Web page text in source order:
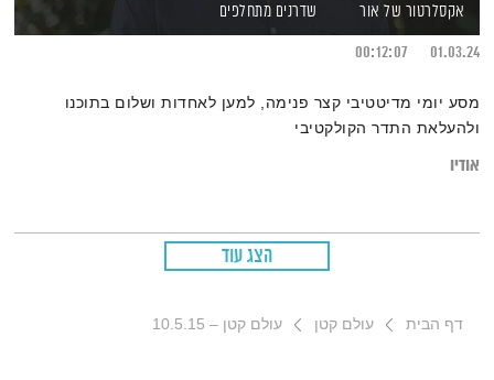
אקסלרטור של אור
שדרנים מתחלפים
01.03.24
00:12:07
מסע יומי מדיטטיבי קצר פנימה, למען לאחדות ושלום בתוכנו
ולהעלאת התדר הקולקטיבי
אודיו
הצג עוד
דף הבית עולם קטן עולם קטן – 10.5.15